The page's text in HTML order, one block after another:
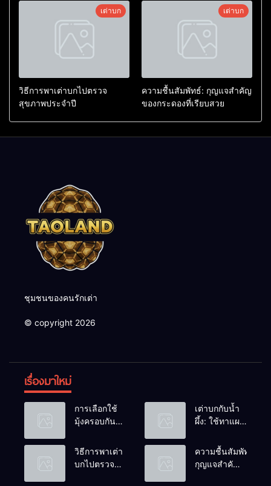
เต่าบก
วิธีการพาเต่าบกไปตรวจ
สุขภาพประจำปี
เต่าบก
ความชื้นสัมพัทธ์: กุญแจสำคัญ
ของกระดองที่เรียบสวย
ชุมชนของคนรักเต่า
© copyright 2026
เรื่องมาใหม่
การเลือกใช้
มุ้งครอบกัน
วางไข่ในคอก
เต่า
เต่าบกกับน้ำ
ผึ้ง: ใช้ทาแผล
ดื่มได้ไหม?
วิธีการพาเต่า
บกไปตรวจ
ความชื้นสัมพัทธ์:
กุญแจสำคัญ